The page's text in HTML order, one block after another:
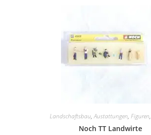
Landschaftsbau,Austattungen, Figuren,
Noch TT Landwirte